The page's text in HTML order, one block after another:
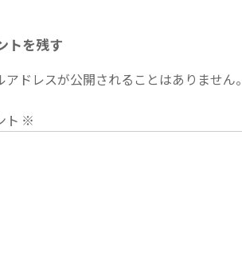
トを残す
アドレスが公開されることはありません。
ト ※